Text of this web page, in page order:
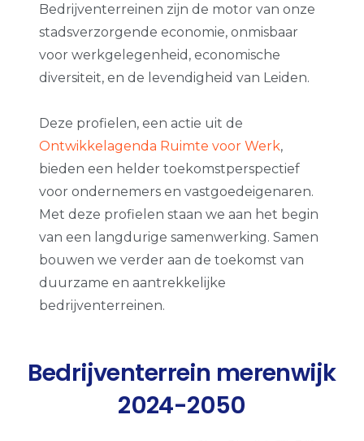
Bedrijventerreinen zijn de motor van onze
stadsverzorgende economie, onmisbaar
voor werkgelegenheid, economische
diversiteit, en de levendigheid van Leiden.
Deze profielen, een actie uit de
Ontwikkelagenda Ruimte voor Werk,
bieden een helder toekomstperspectief
voor ondernemers en vastgoedeigenaren.
Met deze profielen staan we aan het begin
van een langdurige samenwerking. Samen
bouwen we verder aan de toekomst van
duurzame en aantrekkelijke
bedrijventerreinen.
Bedrijventerrein merenwijk
2024-2050